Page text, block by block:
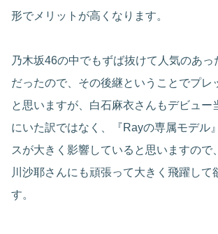
形でメリットが高くなります。
乃木坂46の中でもずば抜けて人気のあっ
だったので、その後継ということでプレ
と思いますが、白石麻衣さんもデビュー
にいた訳ではなく、『Rayの専属モデル
スが大きく影響していると思いますので
川沙耶さんにも頑張って大きく飛躍して
す。